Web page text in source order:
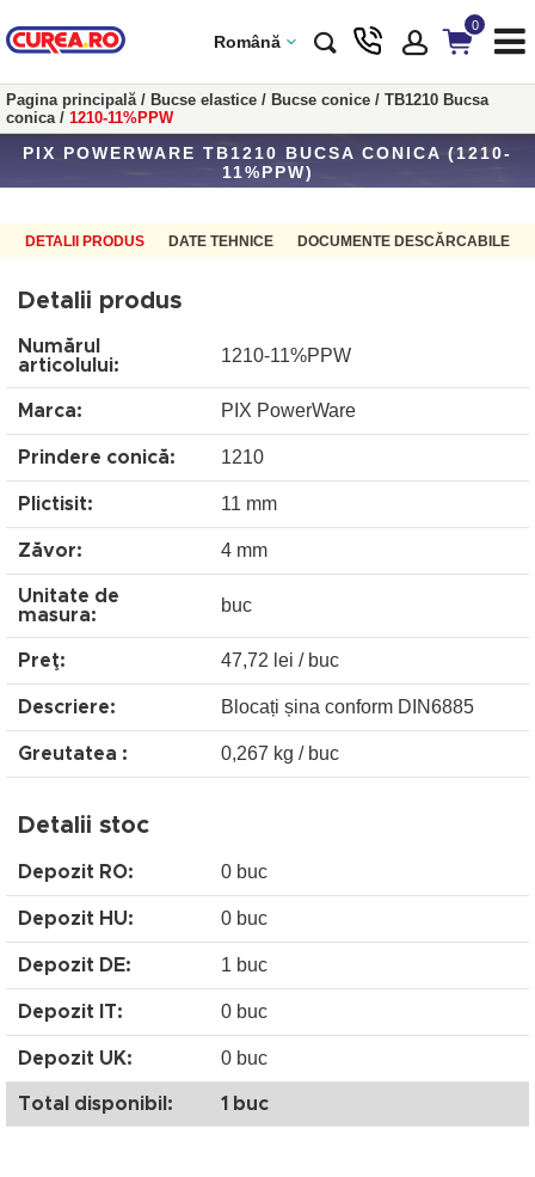
Română
0
Pagina principală/ Bucse elastice / Bucse conice / TB1210 Bucsa
conica/ 1210-11%PPW
PIX POWERWARE TB1210 BUCSA CONICA (1210-
11%PPW)
DETALII PRODUS DATE TEHNICE DOCUMENTE DESCĂRCABILE
Detalii produs
Numărul
articolului:
1210-11%PPW
Marca: PIX PowerWare
Prindere conică: 1210
Plictisit: 11 mm
Zăvor: 4 mm
Unitate de
masura:
buc
Preţ: 47,72 lei / buc
Descriere: Blocați șina conform DIN6885
Greutatea : 0,267 kg / buc
Detalii stoc
Depozit RO: 0 buc
Depozit HU: 0 buc
Depozit DE: 1 buc
Depozit IT: 0 buc
Depozit UK: 0 buc
Total disponibil: 1 buc